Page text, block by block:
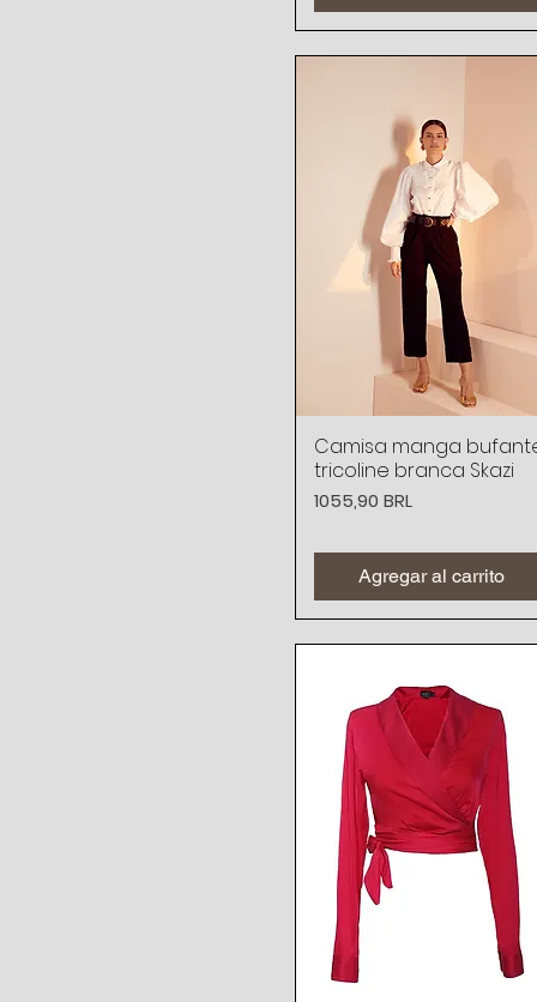
Vista rápida
Camisa manga
tricoline branca Skazi
Precio
1055,90 BRL
Agregar al carrito